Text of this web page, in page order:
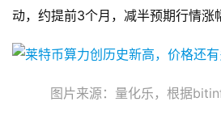
动，约提前3个月，减半预期行情涨
图片来源：量化乐，根据